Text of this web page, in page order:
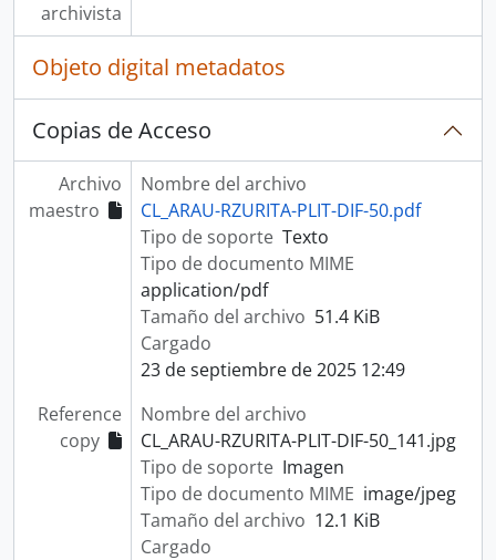
archivista
Objeto digital metadatos
Copias de Acceso
Archivo
maestro
Nombre del archivo
CL_ARAU-RZURITA-PLIT-DIF-50.pdf
Tipo de soporte Texto
Tipo de documento MIME
application/pdf
Tamaño del archivo 51.4 KiB
Cargado
23 de septiembre de 2025 12:49
Reference
copy
Nombre del archivo
CL_ARAU-RZURITA-PLIT-DIF-50_141.jpg
Tipo de soporte Imagen
Tipo de documento MIME image/jpeg
Tamaño del archivo 12.1 KiB
Cargado